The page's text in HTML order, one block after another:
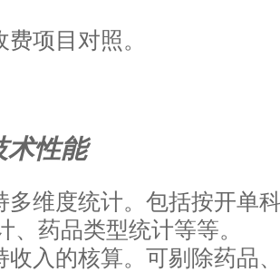
费项目对照。
术性能
多维度统计。包括按开单
、药品类型统计等等。
收入的核算。可剔除药品